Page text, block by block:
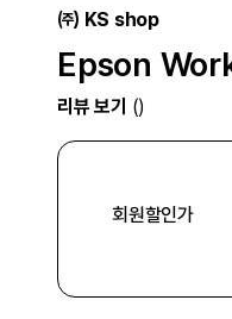
㈜ KS shop
Epson
리뷰 보기 ()
회원할인가